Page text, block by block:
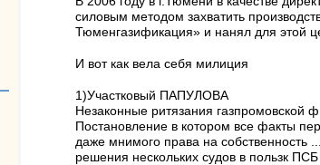
силовым методом захватить
Тюменгазификация» и нанял для этой
И вот как вела себя милиция
1)Участковый ПАПУЛОВА
Незаконные ритязания
Постановление в котором все факты
даже мнимого права на собственность
решения нескольких судов в пользк